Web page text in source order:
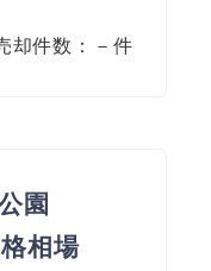
却件数：－件
園
相場